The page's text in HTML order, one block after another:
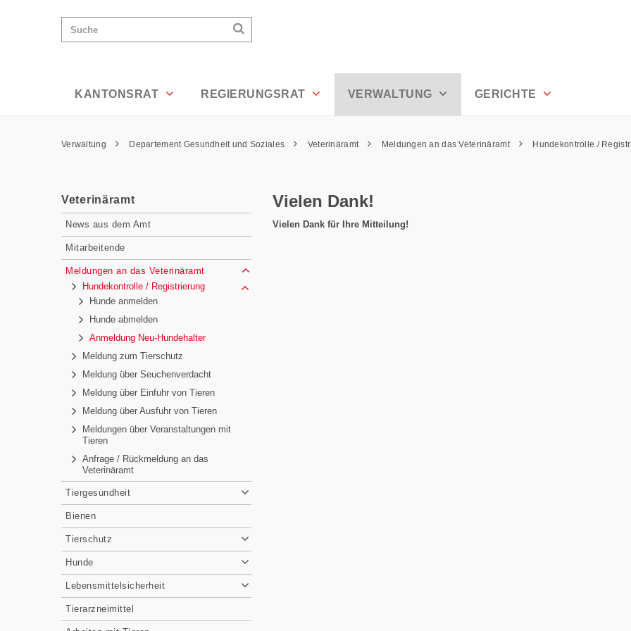
Suchen
KANTONSRAT
REGIERUNGSRAT VERWALTUNG GERICHTE
Inhalt
Pfadnavigation
Verwaltung Departement Gesundheit und Soziales Veterinäramt Meldungen an das Veterinäramt Hundekontrolle /
Veterinäramt
Subnavigation
News aus dem Amt
Mitarbeitende
Meldungen an das Veterinäramt
Hundekontrolle / Registrierung
Hunde anmelden
Hunde abmelden
Anmeldung Neu-Hundehalter
Meldung zum Tierschutz
Meldung über Seuchenverdacht
Meldung über Einfuhr von Tieren
Meldung über Ausfuhr von Tieren
Meldungen über Veranstaltungen mit
Tieren
Anfrage / Rückmeldung an das
Veterinäramt
Tiergesundheit
Bienen
Tierschutz
Hunde
Lebensmittelsicherheit
Tierarzneimittel
Vielen Dank!
Vielen Dank für Ihre Mitteilung!